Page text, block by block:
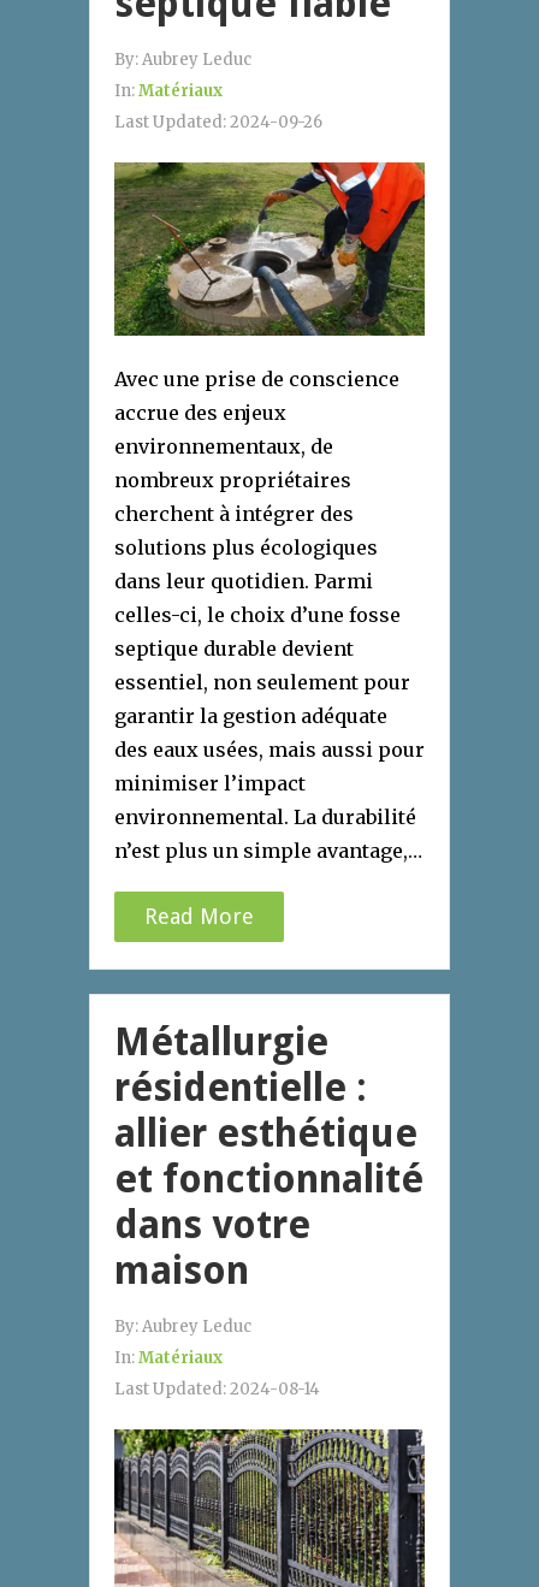
By:Aubrey Leduc
In:Matériaux
Last Updated:2024-09-26
Avec une prise de conscience
accrue des enjeux
environnementaux, de
nombreux propriétaires
cherchent à intégrer des
solutions plus écologiques
dans leur quotidien. Parmi
celles-ci, le choix d’une fosse
septique durable devient
essentiel, non seulement pour
garantir la gestion adéquate
des eaux usées, mais aussi pour
minimiser l’impact
environnemental. La durabilité
n’est plus un simple avantage,…
Read More
Métallurgie
résidentielle :
allier esthétique
et fonctionnalité
dans votre
maison
By:Aubrey Leduc
In:Matériaux
Last Updated:2024-08-14